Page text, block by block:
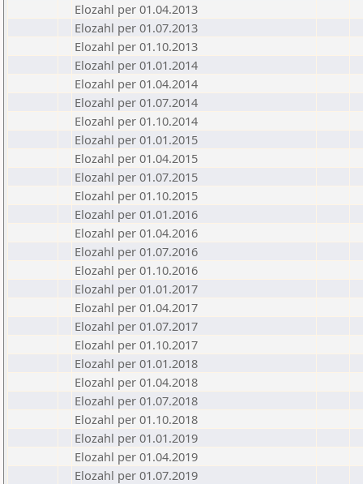
Elozahl per 01.04.2013
Elozahl per 01.07.2013
Elozahl per 01.10.2013
Elozahl per 01.01.2014
Elozahl per 01.04.2014
Elozahl per 01.07.2014
Elozahl per 01.10.2014
Elozahl per 01.01.2015
Elozahl per 01.04.2015
Elozahl per 01.07.2015
Elozahl per 01.10.2015
Elozahl per 01.01.2016
Elozahl per 01.04.2016
Elozahl per 01.07.2016
Elozahl per 01.10.2016
Elozahl per 01.01.2017
Elozahl per 01.04.2017
Elozahl per 01.07.2017
Elozahl per 01.10.2017
Elozahl per 01.01.2018
Elozahl per 01.04.2018
Elozahl per 01.07.2018
Elozahl per 01.10.2018
Elozahl per 01.01.2019
Elozahl per 01.04.2019
Elozahl per 01.07.2019